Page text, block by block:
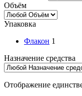
Объём
Упаковка
Флакон 1
Назначение средства
Отображение